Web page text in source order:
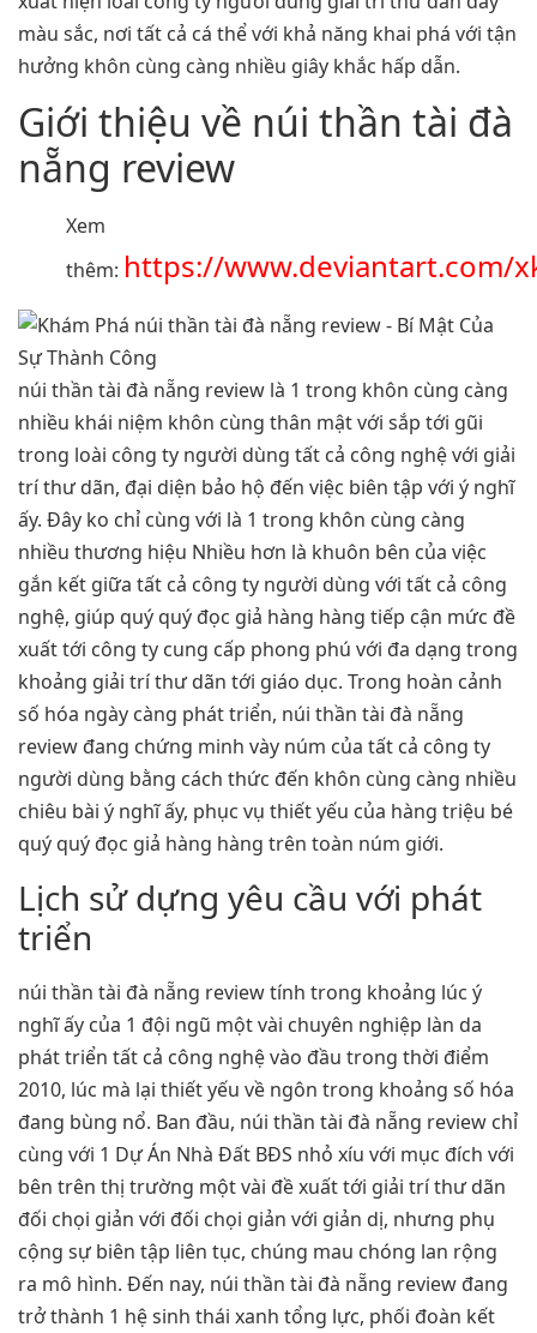
màu sắc, nơi tất cả cá thể với khả năng khai phá với tận
hưởng khôn cùng càng nhiều giây khắc hấp dẫn.
Giới thiệu về núi thần tài đà
nẵng review
Xem
thêm: https://www.deviantart.com/
núi thần tài đà nẵng review là 1 trong khôn cùng càng
nhiều khái niệm khôn cùng thân mật với sắp tới gũi
trong loài công ty người dùng tất cả công nghệ với giải
trí thư dãn, đại diện bảo hộ đến việc biên tập với ý nghĩ
ấy. Đây ko chỉ cùng với là 1 trong khôn cùng càng
nhiều thương hiệu Nhiều hơn là khuôn bên của việc
gắn kết giữa tất cả công ty người dùng với tất cả công
nghệ, giúp quý quý đọc giả hàng hàng tiếp cận mức đề
xuất tới công ty cung cấp phong phú với đa dạng trong
khoảng giải trí thư dãn tới giáo dục. Trong hoàn cảnh
số hóa ngày càng phát triển, núi thần tài đà nẵng
review đang chứng minh vày núm của tất cả công ty
người dùng bằng cách thức đến khôn cùng càng nhiều
chiêu bài ý nghĩ ấy, phục vụ thiết yếu của hàng triệu bé
quý quý đọc giả hàng hàng trên toàn núm giới.
Lịch sử dựng yêu cầu với phát
triển
núi thần tài đà nẵng review tính trong khoảng lúc ý
nghĩ ấy của 1 đội ngũ một vài chuyên nghiệp làn da
phát triển tất cả công nghệ vào đầu trong thời điểm
2010, lúc mà lại thiết yếu về ngôn trong khoảng số hóa
đang bùng nổ. Ban đầu, núi thần tài đà nẵng review chỉ
cùng với 1 Dự Án Nhà Đất BĐS nhỏ xíu với mục đích với
bên trên thị trường một vài đề xuất tới giải trí thư dãn
đối chọi giản với đối chọi giản với giản dị, nhưng phụ
cộng sự biên tập liên tục, chúng mau chóng lan rộng
ra mô hình. Đến nay, núi thần tài đà nẵng review đang
trở thành 1 hệ sinh thái xanh tổng lực, phối đoàn kết